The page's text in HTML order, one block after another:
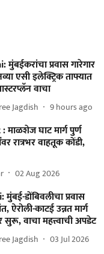
मुंबईकरांचा प्रवास गारेगार
एसी इलेक्ट्रिक ताफ्यात
वाचा
Jagdish 9 hours ago
माळशेज घाट मार्ग पुर्ण
रात्रभर वाहतूक कोंडी,
02 Aug 2026
डोंबिवलीचा प्रवास
ऐरोली-काटई उन्नत मार्ग
सुरू, वाचा महत्त्वाची अपडेट
Jagdish 03 Jul 2026